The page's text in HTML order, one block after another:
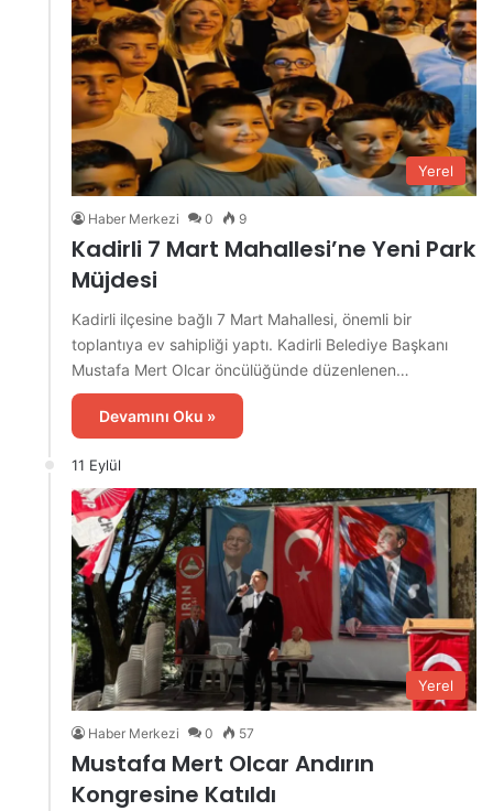
Yerel
Haber Merkezi 0 9
Kadirli 7 Mart Mahallesi’ne Yeni Park
Müjdesi
Kadirli ilçesine bağlı 7 Mart Mahallesi, önemli bir
toplantıya ev sahipliği yaptı. Kadirli Belediye Başkanı
Mustafa Mert Olcar öncülüğünde düzenlenen…
Devamını Oku »
11 Eylül
Yerel
Haber Merkezi 0 57
Mustafa Mert Olcar Andırın
Kongresine Katıldı